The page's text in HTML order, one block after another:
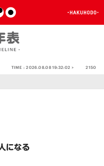
TIME :2026.08.08 19:32:02 > 2150
になる